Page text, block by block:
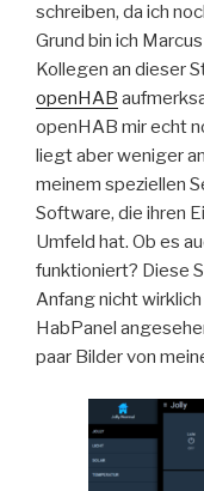
schreiben, da ich
Grund bin ich
Kollegen an dieser
openHAB
openHAB mir echt
liegt aber weniger
meinem speziellen
Software, die ihren
Umfeld hat. Ob es
funktioniert? Diese
Anfang nicht
HabPanel
paar Bilder von